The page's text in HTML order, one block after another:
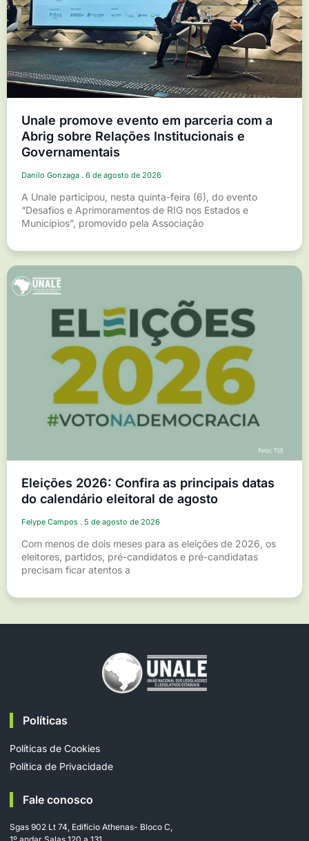
Unale promove evento em parceria com a
Abrig sobre Relações Institucionais e
Governamentais
Danilo Gonzaga 6 de agosto de 2026
A Unale participou, nesta quinta-feira (6), do evento
“Desafios e Aprimoramentos de RIG nos Estados e
Municípios”, promovido pela Associação
Eleições 2026: Confira as principais datas
do calendário eleitoral de agosto
Felype Campos 5 de agosto de 2026
Com menos de dois meses para as eleições de 2026, os
eleitores, partidos, pré-candidatos e pré-candidatas
precisam ficar atentos a
Políticas
Políticas de Cookies
Política de Privacidade
Fale conosco
Sgas 902 Lt 74, Edifício Athenas- Bloco C,